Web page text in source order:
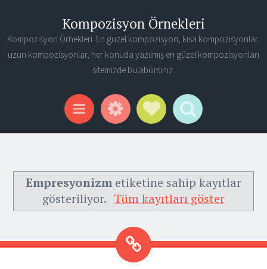
Kompozisyon Örnekleri
Kompozisyon Örnekleri. En güzel kompozisyon, kısa kompozisyonlar,
uzun kompozisyonlar, her konuda yazılmış en güzel kompozisyonları
sitemizde bulabilirsiniz.
Menu WidgetsSocial Links
Search
Empresyonizmetiketine sahip kayıtlar
gösteriliyor. Tüm kayıtları göster